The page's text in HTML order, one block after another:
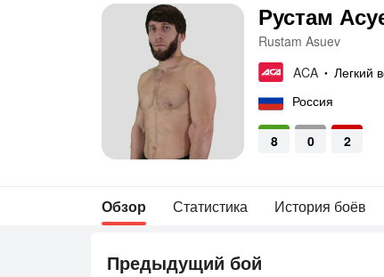
Рустам
Rustam Asuev
ACA • Легкий
Россия
8 0 2
Обзор Статистика История боёв
Предыдущий бой